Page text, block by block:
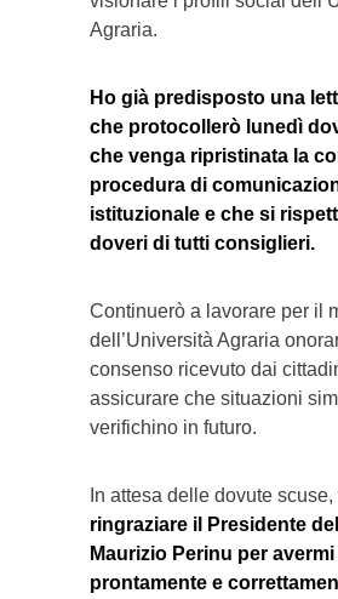
Agraria.
Ho già predisposto una
che protocollerò lunedì
che venga ripristinata la
procedura di
istituzionale e che si
doveri di tutti consiglieri.
Continuerò a lavorare per il
dell’Università Agraria
consenso ricevuto dai
assicurare che situazioni
verifichino in futuro.
In attesa delle dovute scuse,
ringraziare il Presidente
Maurizio Perinu per avermi
prontamente e